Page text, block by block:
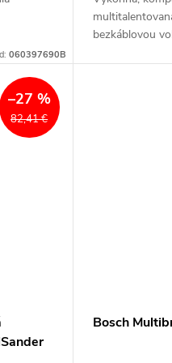
060397690B
bezkáblovou
82,41 €
–27 %
Bosch